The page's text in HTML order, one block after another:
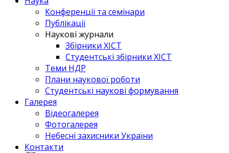
Конференції та семінари
Публікації
Наукові журнали
Збірники ХІСТ
Студентські збірники ХІСТ
Теми НДР
Плани наукової роботи
Студентські наукові формування
Галерея
Відеогалерея
Фотогалерея
Небесні захисники України
Контакти